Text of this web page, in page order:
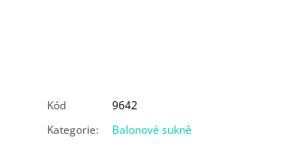
Kód
9642
Kategorie:
Balonové sukně